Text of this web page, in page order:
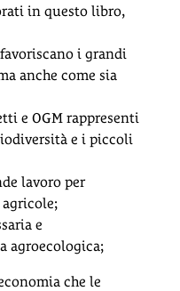
in questo libro,
i grandi
anche come sia
e OGM rappresenti
e i piccoli
lavoro per
agricole;
e
agroecologica;
che le